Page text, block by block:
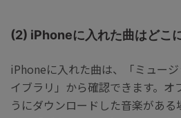
(2) iPhoneに入れた曲はどこ
iPhoneに入れた曲は、「ミュー
イブラリ」から確認できます。オ
うにダウンロードした音楽がある